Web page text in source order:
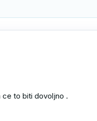
ce to biti dovoljno .